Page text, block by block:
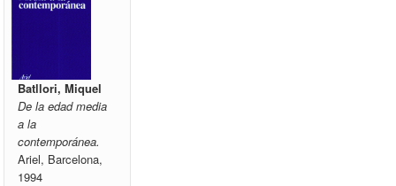
Batllori, Miquel
De la edad media
a la
contemporánea.
Ariel, Barcelona,
1994